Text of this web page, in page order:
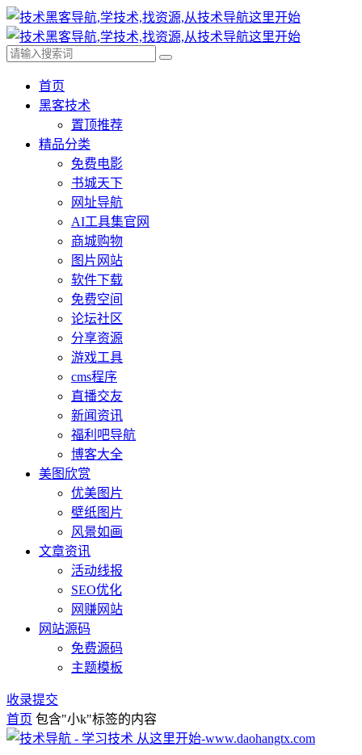
首页
黑客技术
置顶推荐
精品分类
免费电影
书城天下
网址导航
AI工具集官网
商城购物
图片网站
软件下载
免费空间
论坛社区
分享资源
游戏工具
cms程序
直播交友
新闻资讯
福利吧导航
博客大全
美图欣赏
优美图片
壁纸图片
风景如画
文章资讯
活动线报
SEO优化
网赚网站
网站源码
免费源码
主题模板
收录提交
首页 包含"小k"标签的内容